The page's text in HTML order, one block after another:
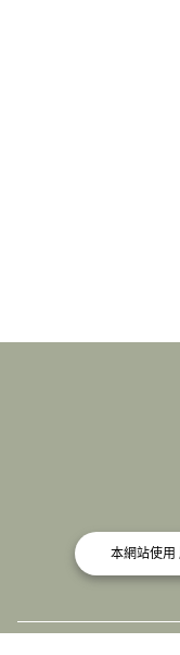
本網站使用